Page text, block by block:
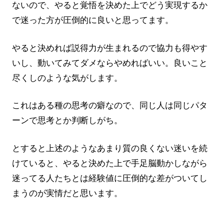
ないので、やると覚悟を決めた上でどう実現するか
で迷った方が圧倒的に良いと思ってます。
やると決めれば説得力が生まれるので協力も得やす
いし、動いてみてダメならやめればいい。良いこと
尽くしのような気がします。
これはある種の思考の癖なので、同じ人は同じパタ
ーンで思考とか判断しがち。
とすると上述のようなあまり質の良くない迷いを続
けていると、やると決めた上で手足脳動かしながら
迷ってる人たちとは経験値に圧倒的な差がついてし
まうのが実情だと思います。